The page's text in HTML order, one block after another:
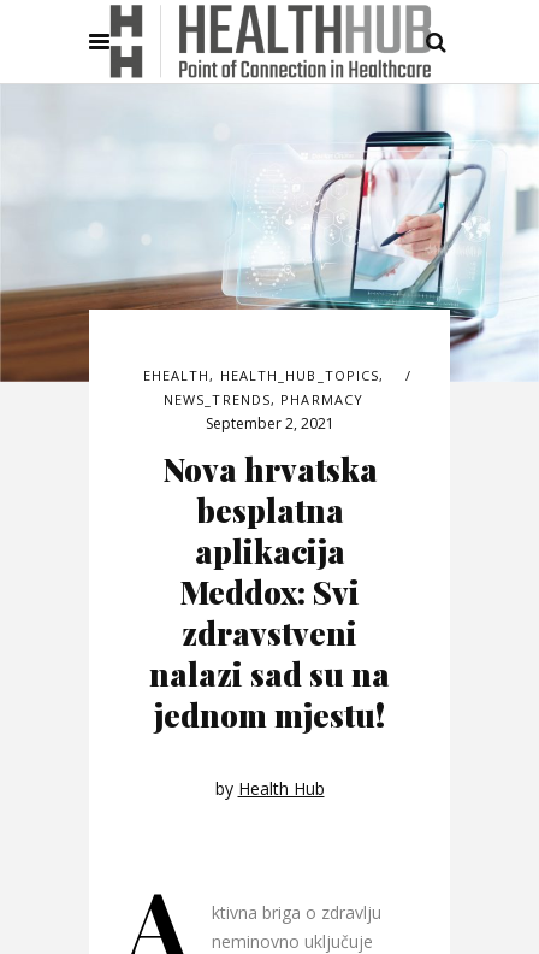
EHEALTH, HEALTH_HUB_TOPICS,
NEWS_TRENDS, PHARMACY
September 2, 2021
Nova hrvatska
besplatna
aplikacija
Meddox: Svi
zdravstveni
nalazi sad su na
jednom mjestu!
by Health Hub
A
ktivna briga o zdravlju
neminovno uključuje